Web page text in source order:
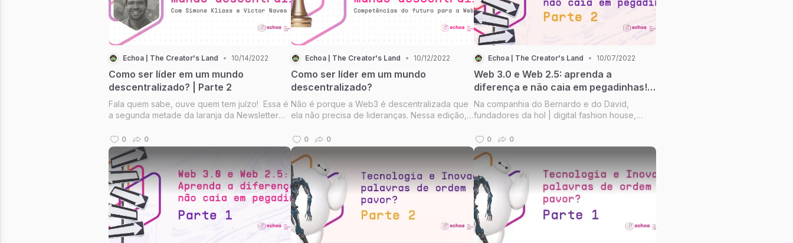
Echoa | The Creator's Land • 10/14/2022
Como ser líder em um mundo
descentralizado? | Parte 2
Fala quem sabe, ouve quem tem juízo! Essa é
a segunda metade da laranja da Newsletter
Simone Kliass e Victor Naves para falar sobre
as competências de um líder na Web3.
0 0
Echoa | The Creator's Land • 10/12/2022
Como ser líder em um mundo
descentralizado?
Não é porque a Web3 é descentralizada que
ela não precisa de lideranças. Nessa edição,
os líderes da Web3.
0 0
Echoa | The Creator's Land • 10/07/2022
Web 3.0 e Web 2.5: aprenda a
diferença e não caia em pegadinhas! |
Parte 2
Na companhia do Bernardo e do David,
fundadores da hol | digital fashion house,
Web 2.5 e Web 3.0 e quais impactos desses
mundos para um creator?
0 0